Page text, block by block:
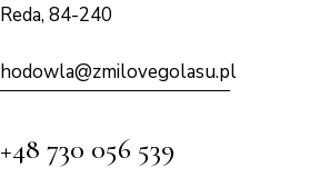
Reda, 84-240
hodowla@zmilovegolasu.pl
+48 730 056 539